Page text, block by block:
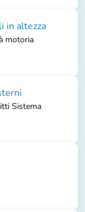
in altezza
motoria
Sistema